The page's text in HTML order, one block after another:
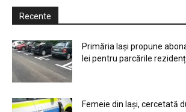
Recente
Primăria Iași propune
lei pentru parcările
Femeie din Iași, cercetată